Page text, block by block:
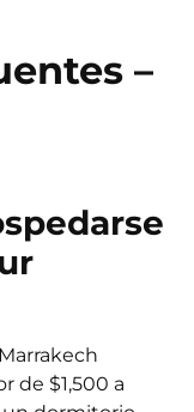
–
de $1,500 a